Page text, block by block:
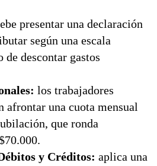
presentar una declaración
según una escala
de descontar gastos
los trabajadores
afrontar una cuota mensual
que ronda
y Créditos: aplica una